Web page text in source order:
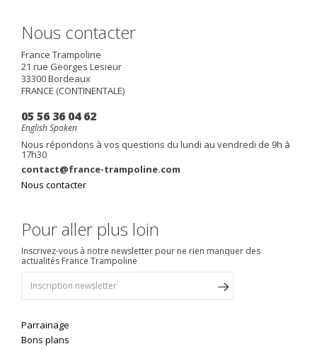
Nous contacter
France Trampoline
21 rue Georges Lesieur
33300Bordeaux
FRANCE (CONTINENTALE)
05 56 36 04 62
English Spoken
Nous répondons à vos questions du lundi au vendredi de 9h à
17h30
contact@france-trampoline.com
Nous contacter
Pour aller plus loin
Inscrivez-vous à notre newsletter pour ne rien manquer des
actualités France Trampoline
Parrainage
Bons plans